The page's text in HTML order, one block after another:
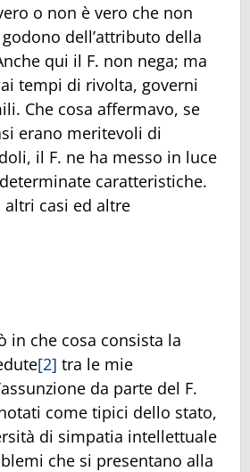
o non è vero che non
dell’attributo della
qui il F. non nega; ma
ai tempi di rivolta, governi
Che cosa affermavo, se
erano meritevoli di
il F. ne ha messo in luce
caratteristiche.
casi ed altre
in che cosa consista la
[2] tra le mie
da parte del F.
come tipici dello stato,
di simpatia intellettuale
che si presentano alla